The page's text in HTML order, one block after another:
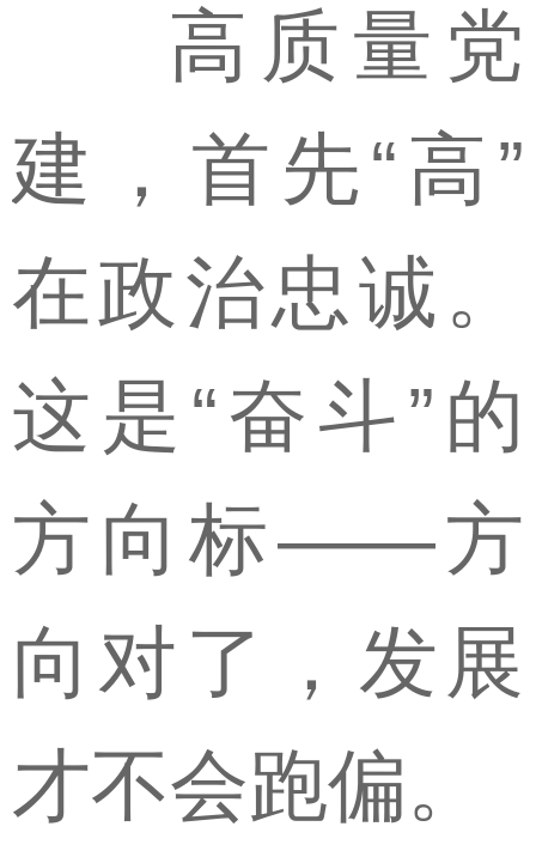
高质量党
建，首先“高”
在政治忠诚。
这是“奋斗”的
方向标——方
向对了，发展
才不会跑偏。